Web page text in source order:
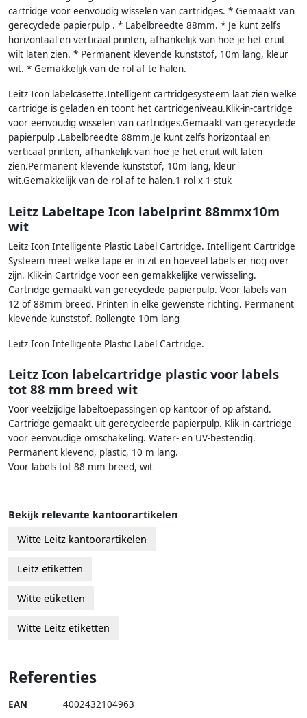
cartridge voor eenvoudig wisselen van cartridges. * Gemaakt van
gerecyclede papierpulp . * Labelbreedte 88mm. * Je kunt zelfs
horizontaal en verticaal printen, afhankelijk van hoe je het eruit
wilt laten zien. * Permanent klevende kunststof, 10m lang, kleur
wit. * Gemakkelijk van de rol af te halen.
Leitz Icon labelcasette.Intelligent cartridgesysteem laat zien welke
cartridge is geladen en toont het cartridgeniveau.Klik-in-cartridge
voor eenvoudig wisselen van cartridges.Gemaakt van gerecyclede
papierpulp .Labelbreedte 88mm.Je kunt zelfs horizontaal en
verticaal printen, afhankelijk van hoe je het eruit wilt laten
zien.Permanent klevende kunststof, 10m lang, kleur
wit.Gemakkelijk van de rol af te halen.1 rol x 1 stuk
Leitz Labeltape Icon labelprint 88mmx10m
wit
Leitz Icon Intelligente Plastic Label Cartridge. Intelligent Cartridge
Systeem meet welke tape er in zit en hoeveel labels er nog over
zijn. Klik-in Cartridge voor een gemakkelijke verwisseling.
Cartridge gemaakt van gerecyclede papierpulp. Voor labels van
12 of 88mm breed. Printen in elke gewenste richting. Permanent
klevende kunststof. Rollengte 10m lang
Leitz Icon Intelligente Plastic Label Cartridge.
Leitz Icon labelcartridge plastic voor labels
tot 88 mm breed wit
Voor veelzijdige labeltoepassingen op kantoor of op afstand.
Cartridge gemaakt uit gerecycleerde papierpulp. Klik-in-cartridge
voor eenvoudige omschakeling. Water- en UV-bestendig.
Permanent klevend, plastic, 10 m lang.
Voor labels tot 88 mm breed, wit
Bekijk relevante kantoorartikelen
Witte Leitz kantoorartikelen
Leitz etiketten
Witte etiketten
Witte Leitz etiketten
Referenties
EAN 4002432104963